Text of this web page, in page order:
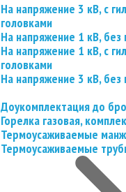
На напряжение 3 кВ, с
головками
На напряжение 1 кВ, без
На напряжение 1 кВ, с
головками
На напряжение 3 кВ, без
Доукомплектация до
Горелка газовая,
Термоусаживаемые
Термоусаживаемые